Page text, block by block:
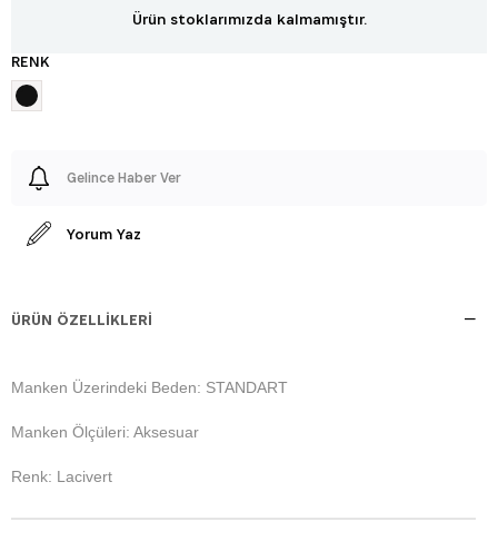
Ürün stoklarımızda kalmamıştır.
RENK
Gelince Haber Ver
Yorum Yaz
ÜRÜN ÖZELLIKLERI
Manken Üzerindeki Beden: STANDART
Manken Ölçüleri: Aksesuar
Renk: Lacivert